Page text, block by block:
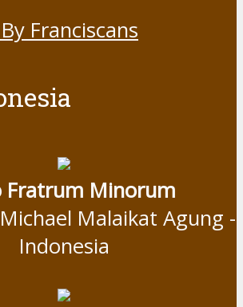
Franciscans
Fratrum Minorum
Malaikat Agung -
Indonesia